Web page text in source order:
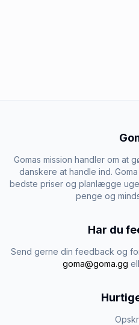
Gomas mission handler om at
danskere at handle ind.
bedste priser og planlægge
penge og
Har du
Send gerne din feedback og
goma@goma.gg